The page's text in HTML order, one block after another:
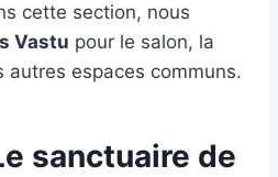
cette section, nous
Vastu pour le salon, la
autres espaces communs.
sanctuaire de